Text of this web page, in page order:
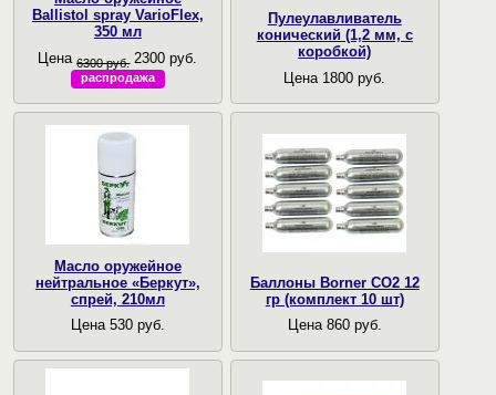
Ballistol spray VarioFlex,
350 мл
Цена6300 руб. 2300 руб.
распродажа
Пулеулавливатель
конический (1,2 мм, с
коробкой)
Цена 1800 руб.
Масло оружейное
нейтральное «Беркут»,
спрей, 210мл
Цена 530 руб.
Баллоны Borner CO2 12
гр (комплект 10 шт)
Цена 860 руб.